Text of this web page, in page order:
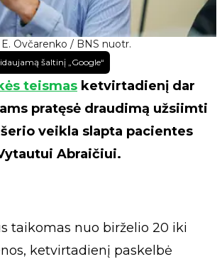
Ovčarenko / BNS nuotr.
šaltinį „Google“
teismas ketvirtadienį dar
pratęsė draudimą užsiimti
veikla slapta pacientes
Abraičiui.
taikomas nuo birželio 20 iki
ketvirtadienį paskelbė